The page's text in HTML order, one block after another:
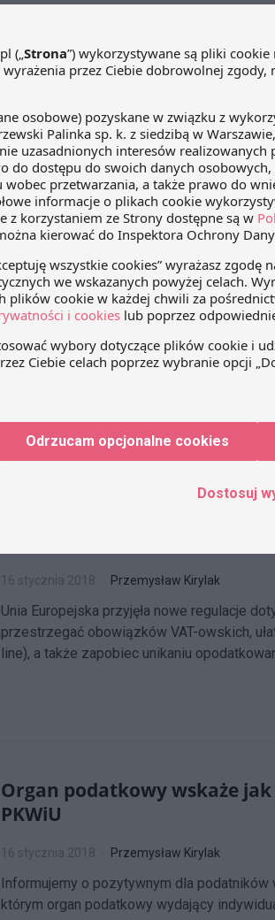
DZP partnerem
Rachunkowości i Podatków
12 kwietnia 2019 r. odbył się finał III
objęło patronat merytoryczny.
Ogólnie sformułowane
przedawnienia
20 czerwca 2018 Przemysław Kirylak
NSA dnia 18 czerwca 2018 r., podjął
zawiadomienie o zawieszeniu biegu
przedawnienia zobowiązania podatkowego.
16 stycznia 2018 Przemysław Kirylak
Unia Europejska przyjęła nowe regulacje
przestrzegać obowiązków VAT-owskich,
line), a także zapobiec unikaniu
Organ podatkowy wskaże
PKWiU
16 stycznia 2018 Przemysław Kirylak
Informujemy o pozytywnym dla
którym organ podatkowy wydający
Odrzucam opcjonalne cookies
Dostosuj